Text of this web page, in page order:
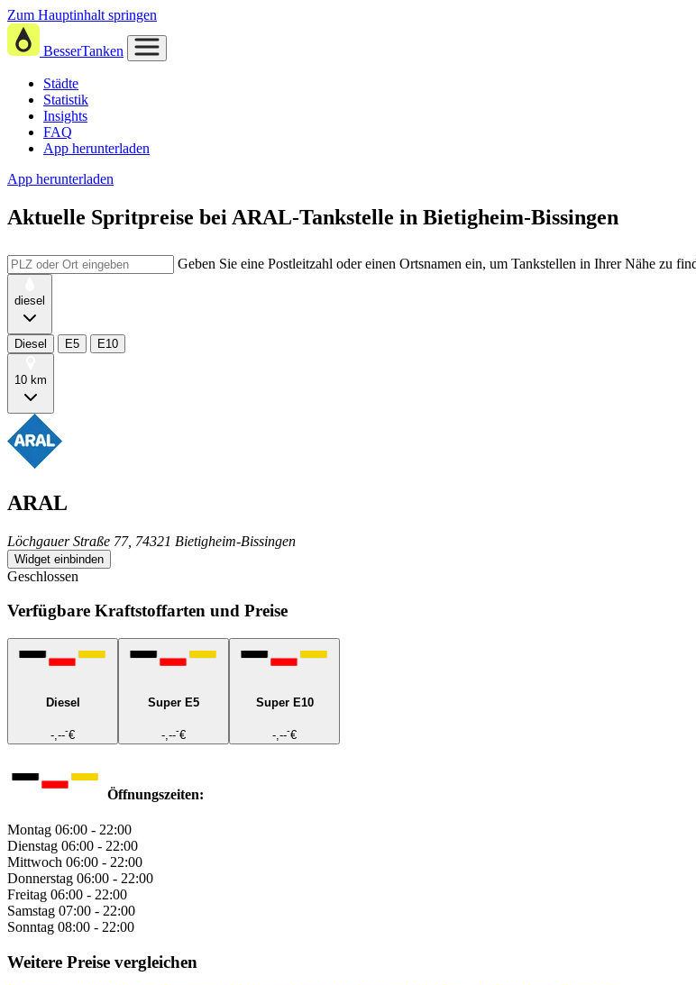
Zum Hauptinhalt springen
BesserTanken
Städte
Statistik
Insights
FAQ
App herunterladen
App herunterladen
Aktuelle Spritpreise bei ARAL-Tankstelle in Bietigheim-Bissingen
Geben Sie eine Postleitzahl oder einen Ortsnamen ein, um Tankstellen in Ihrer Nähe zu
diesel
Diesel E5 E10
10 km
ARAL
Löchgauer Straße 77, 74321 Bietigheim-Bissingen
Widget einbinden
Geschlossen
Verfügbare Kraftstoffarten und Preise
Diesel
-,---€
Super E5
-,---€
Super E10
-,---€
Öffnungszeiten:
Montag 06:00 - 22:00
Dienstag 06:00 - 22:00
Mittwoch 06:00 - 22:00
Donnerstag 06:00 - 22:00
Freitag 06:00 - 22:00
Samstag 07:00 - 22:00
Sonntag 08:00 - 22:00
Weitere Preise vergleichen